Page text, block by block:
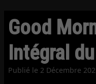
Good
Intégral
Publié le 2 Décembre